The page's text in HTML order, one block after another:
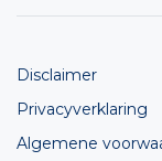
Disclaimer
Privacyverklaring
Algemene